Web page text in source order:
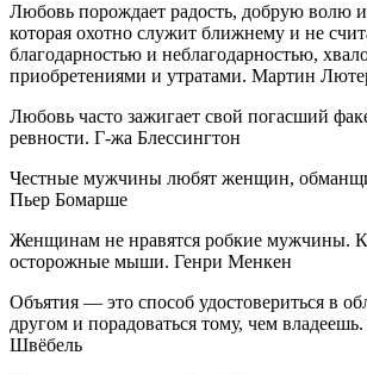
Любовь порождает радость, добрую волю
которая охотно служит ближнему и не
благодарностью и неблагодарностью,
приобретениями и утратами. Мартин
Любовь часто зажигает свой погасший
ревности. Г-жа Блессингтон
Честные мужчины любят женщин,
Пьер Бомарше
Женщинам не нравятся робкие мужчины.
осторожные мыши. Генри Менкен
Объятия — это способ удостовериться в
другом и порадоваться тому, чем
Швёбель